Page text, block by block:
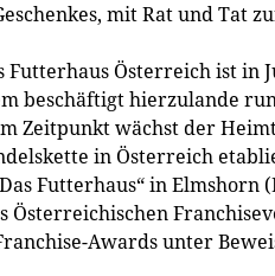
mit Rat und Tat
Futterhaus Österreich ist
beschäftigt hierzulande
Zeitpunkt wächst der
in Österreich
Futterhaus“ in
Awards unter